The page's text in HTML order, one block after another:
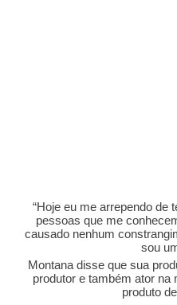
“Hoje eu me arrependo de
pessoas que me
causado nenhum
sou
Montana disse que sua
produtor e também ator na
produto